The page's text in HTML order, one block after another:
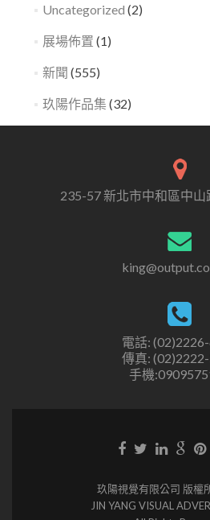
Uncategorized (2)
展場佈置 (1)
新聞 (555)
玖陽作品集 (32)
235-57 新北市中和區中
電話:
傳真:
手機
玖陽視覺有限公司 版
JIN YANG VISUAL